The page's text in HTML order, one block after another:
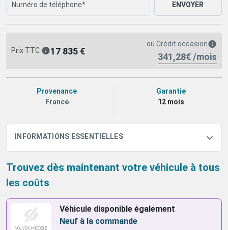
ENVOYER
Prix TTC 17 835 €
ou Crédit occasion
341,28€ /mois
Provenance
France
Garantie
12 mois
INFORMATIONS ESSENTIELLES
Trouvez dès maintenant votre véhicule à tous
les coûts
Véhicule disponible également
Neuf à la commande